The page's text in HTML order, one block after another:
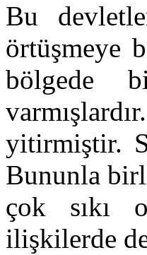
Bu
örtüşmeye
bölgede
yitirmiştir.
Bununla
çok sıkı
ilişkilerde